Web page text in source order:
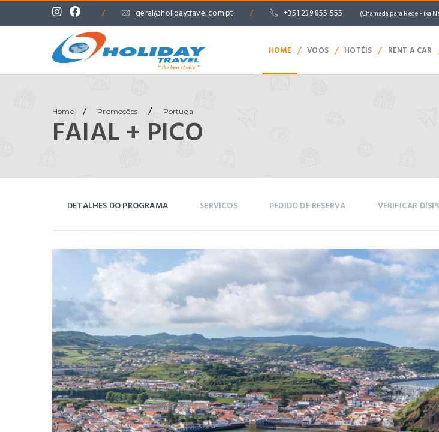
/ geral@holidaytravel.com.pt / +351 239 855 555 (Chamada para Rede Fixa
HOME / VOOS / HOTÉIS / RENT A CAR
Home / Promoções / Portugal
FAIAL + PICO
DETALHES DO PROGRAMA SERVICOS PEDIDO DE RESERVA VERIFICAR